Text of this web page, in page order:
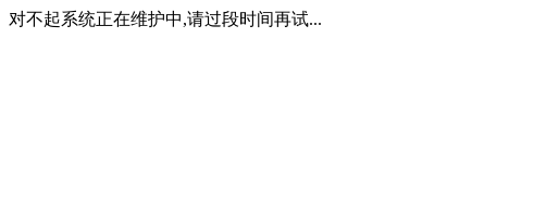
对不起系统正在维护中,请过段时间再试...